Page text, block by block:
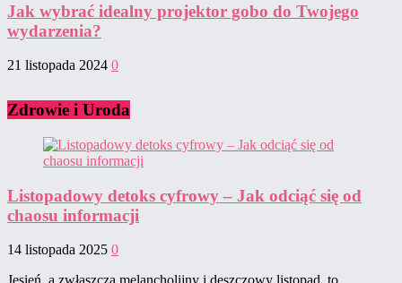
Jak wybrać idealny projektor gobo do Twojego
wydarzenia?
21 listopada 2024 0
Zdrowie i Uroda
Listopadowy detoks cyfrowy – Jak odciąć się od
chaosu informacji
14 listopada 2025 0